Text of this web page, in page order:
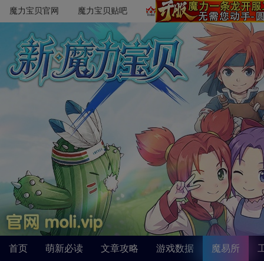
魔力宝贝官网 魔力宝贝贴吧
首页 萌新必读 文章攻略 游戏数据 魔易所